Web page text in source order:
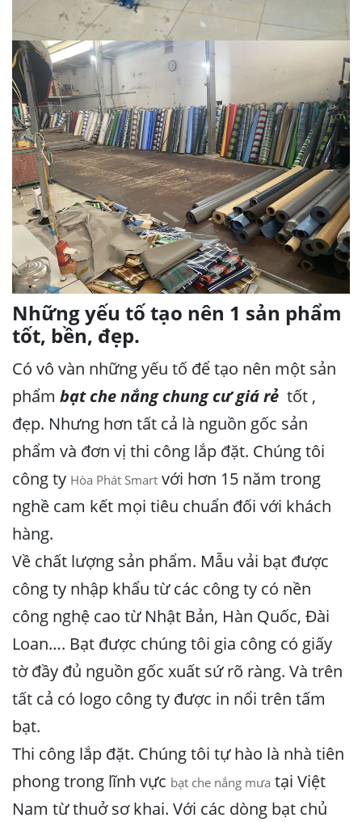
Những yếu tố tạo nên 1 sản phẩm
tốt, bền, đẹp.
Có vô vàn những yếu tố để tạo nên một sản
phẩm bạt che nắng chung cư giá rẻ tốt ,
đẹp. Nhưng hơn tất cả là nguồn gốc sản
phẩm và đơn vị thi công lắp đặt. Chúng tôi
công ty Hòa Phát Smart với hơn 15 năm trong
nghề cam kết mọi tiêu chuẩn đối với khách
hàng.
Về chất lượng sản phẩm. Mẫu vải bạt được
công ty nhập khẩu từ các công ty có nền
công nghệ cao từ Nhật Bản, Hàn Quốc, Đài
Loan…. Bạt được chúng tôi gia công có giấy
tờ đầy đủ nguồn gốc xuất sứ rõ ràng. Và trên
tất cả có logo công ty được in nổi trên tấm
bạt.
Thi công lắp đặt. Chúng tôi tự hào là nhà tiên
phong trong lĩnh vực bạt che nắng mưa tại Việt
Nam từ thuở sơ khai. Với các dòng bạt chủ